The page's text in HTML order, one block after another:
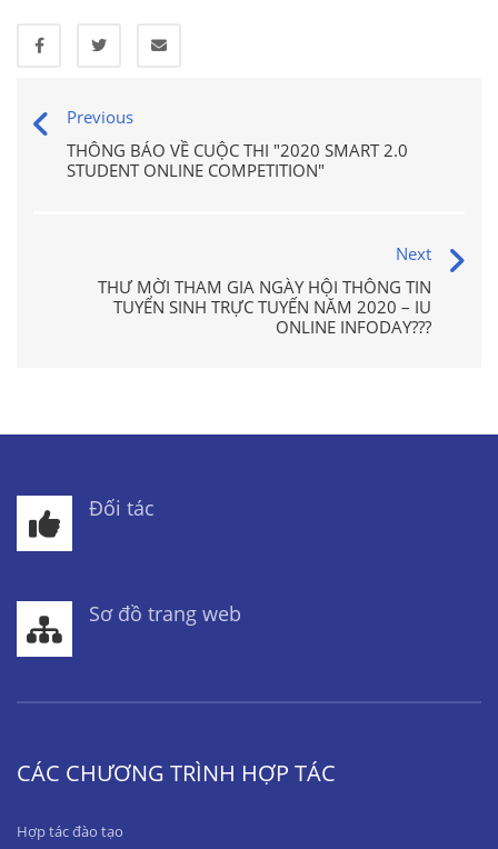
Previous
THÔNG BÁO VỀ CUỘC THI "2020 SMART 2.0
STUDENT ONLINE COMPETITION"
Next
THƯ MỜI THAM GIA NGÀY HỘI THÔNG TIN
TUYỂN SINH TRỰC TUYẾN NĂM 2020 – IU
ONLINE INFODAY???
Đối tác
Sơ đồ trang web
CÁC CHƯƠNG TRÌNH HỢP TÁC
Hợp tác đào tạo